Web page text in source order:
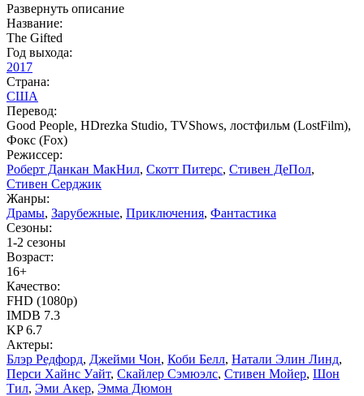
Развернуть описание
Название:
The Gifted
Год выхода:
2017
Страна:
США
Перевод:
Good People, HDrezka Studio, TVShows, лостфильм (LostFilm),
Фокс (Fox)
Режиссер:
Роберт Данкан МакНил, Скотт Питерс, Стивен ДеПол,
Стивен Серджик
Жанры:
Драмы, Зарубежные, Приключения, Фантастика
Сезоны:
1-2 сезоны
Возраст:
16+
Качество:
FHD (1080p)
IMDB 7.3
KP6.7
Актеры:
Блэр Редфорд, Джейми Чон, Коби Белл, Натали Элин Линд,
Перси Хайнс Уайт, Скайлер Сэмюэлс, Стивен Мойер, Шон
Тил, Эми Акер, Эмма Дюмон